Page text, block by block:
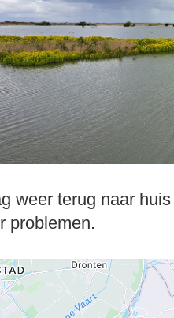
weer terug naar
problemen.